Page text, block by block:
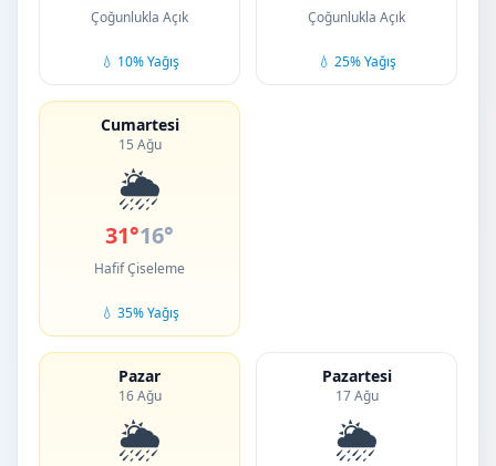
Çoğunlukla Açık
💧 10% Yağış
Çoğunlukla Açık
💧 25% Yağış
Cumartesi
15 Ağu
🌦️
31°16°
Hafif Çiseleme
💧 35% Yağış
Pazar
16 Ağu
🌦️
Pazartesi
17 Ağu
🌦️